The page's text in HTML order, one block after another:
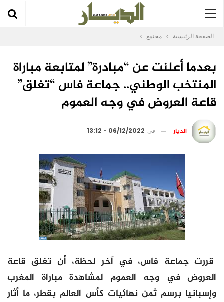
الصفحة الرئيسية مجتمع
بعدما أعلنت عن “مبادرة” لمتابعة مباراة
المنتخب الوطني.. جماعة فاس “تغلق”
قاعة العروض في وجه العموم
الديار في 06/12/2022 - 13:12
قررت جماعة فاس، في آخر لحظة، أن تغلق قاعة
العروض في وجه العموم لمشاهدة مباراة المغرب
وإسبانيا برسم ثمن نهائيات كأس العالم بقطر، ما أثار